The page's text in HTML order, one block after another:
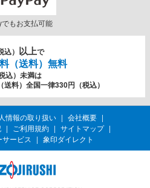
もお支払可能
） 以上で
（送料）無料
込）未満は
送料）全国一律330円（税込）
情報の取り扱い
会社概要
ご利用規約
サイトマップ
ービス
象印ダイレクト